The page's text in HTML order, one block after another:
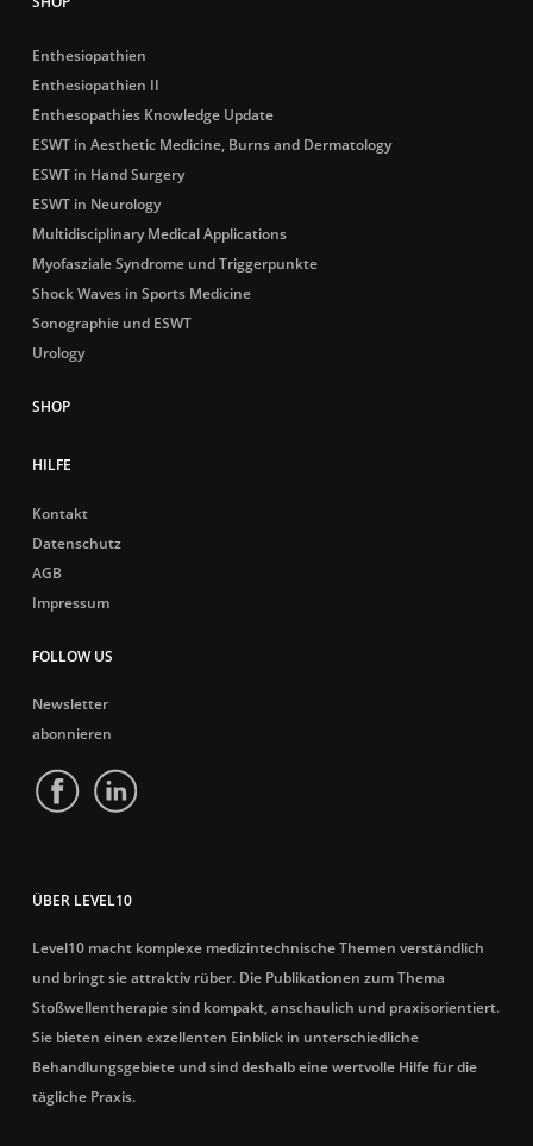
Enthesiopathien
Enthesiopathien II
Enthesopathies Knowledge Update
ESWT in Aesthetic Medicine, Burns and Dermatology
ESWT in Hand Surgery
ESWT in Neurology
Multidisciplinary Medical Applications
Myofasziale Syndrome und Triggerpunkte
Shock Waves in Sports Medicine
Sonographie und ESWT
Urology
HILFE
Kontakt
Datenschutz
AGB
Impressum
FOLLOW US
Newsletter
abonnieren
ÜBER LEVEL10
Level10 macht komplexe medizintechnische Themen verständlich
und bringt sie attraktiv rüber. Die Publikationen zum Thema
Stoßwellentherapie sind kompakt, anschaulich und praxisorientiert.
Sie bieten einen exzellenten Einblick in unterschiedliche
Behandlungsgebiete und sind deshalb eine wertvolle Hilfe für die
tägliche Praxis.